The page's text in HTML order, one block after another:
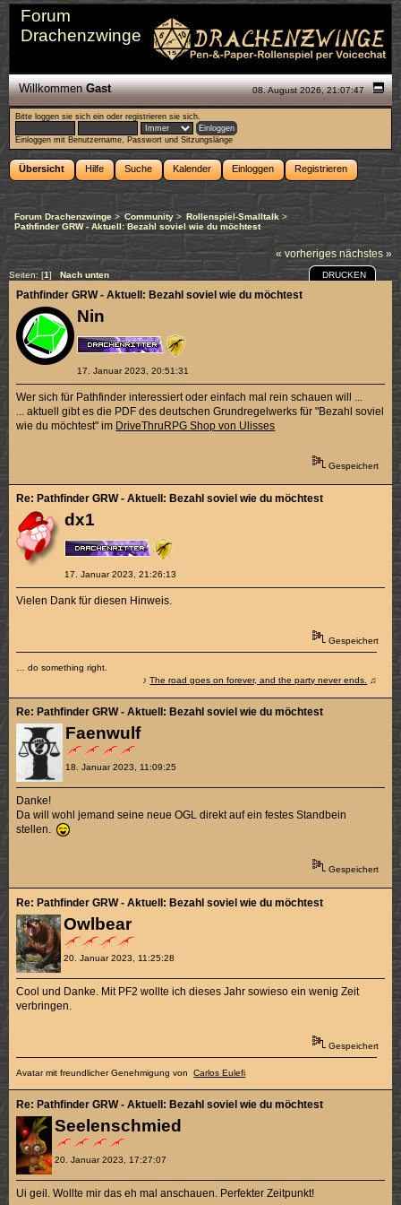
Forum
Drachenzwinge
08. August 2026, 21:07:47
WillkommenGast
Bitte loggen sie sich ein oderregistrieren sie sich.
Einloggen mit Benutzername, Passwort und Sitzungslänge
Übersicht Hilfe Suche Kalender Einloggen Registrieren
Forum Drachenzwinge > Community> Rollenspiel-Smalltalk >
Pathfinder GRW - Aktuell: Bezahl soviel wie du möchtest
« vorheriges nächstes »
Seiten: [1] Nach unten DRUCKEN
Nin
17. Januar 2023, 20:51:31
Pathfinder GRW - Aktuell: Bezahl soviel wie du möchtest
Wer sich für Pathfinder interessiert oder einfach mal rein schauen will ...
... aktuell gibt es die PDF des deutschen Grundregelwerks für "Bezahl soviel
wie du möchtest" im DriveThruRPG Shop von Ulisses
Gespeichert
dx1
17. Januar 2023, 21:26:13
Re: Pathfinder GRW - Aktuell: Bezahl soviel wie du möchtest
Vielen Dank für diesen Hinweis.
Gespeichert
… do something right.
♪The road goes on forever, and the party never ends. ♫
Faenwulf
18. Januar 2023, 11:09:25
Re: Pathfinder GRW - Aktuell: Bezahl soviel wie du möchtest
Danke!
Da will wohl jemand seine neue OGL direkt auf ein festes Standbein
stellen.
Gespeichert
Owlbear
20. Januar 2023, 11:25:28
Re: Pathfinder GRW - Aktuell: Bezahl soviel wie du möchtest
Cool und Danke. Mit PF2 wollte ich dieses Jahr sowieso ein wenig Zeit
verbringen.
Gespeichert
Avatar mit freundlicher Genehmigung vonCarlos Eulefi
Seelenschmied
20. Januar 2023, 17:27:07
Re: Pathfinder GRW - Aktuell: Bezahl soviel wie du möchtest
Ui geil. Wollte mir das eh mal anschauen. Perfekter Zeitpunkt!